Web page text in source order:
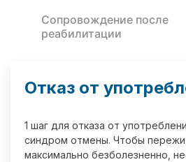
Сопровождение после
реабилитации
Отказ от
1 шаг для отказа от
синдром отмены. Чтобы
максимально безболезненно,